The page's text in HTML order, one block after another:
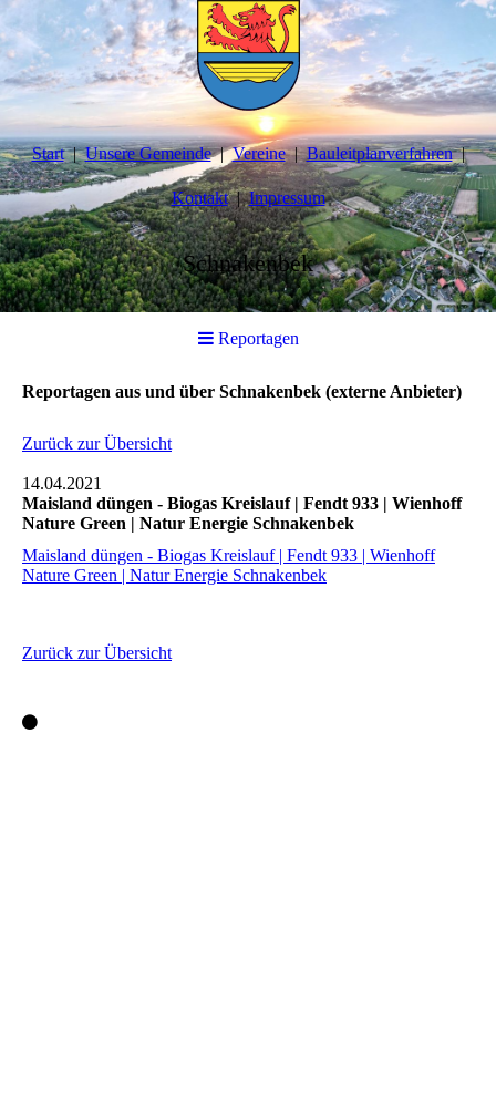
Start Unsere Gemeinde Vereine Bauleitplanverfahren
Kontakt Impressum
Schnakenbek
Reportagen
Reportagen aus und über Schnakenbek (externe Anbieter)
Zurück zur Übersicht
14.04.2021
Maisland düngen - Biogas Kreislauf | Fendt 933 | Wienhoff
Nature Green | Natur Energie Schnakenbek
Maisland düngen - Biogas Kreislauf | Fendt 933 | Wienhoff
Nature Green | Natur Energie Schnakenbek
Zurück zur Übersicht